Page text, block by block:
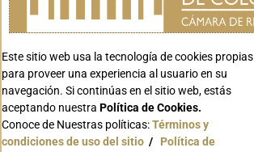
Youtube_@CamaraColombia
Youtube_@CanalCongreso
Este sitio web usa la tecnología de cookies propias
para proveer una experiencia al usuario en su
navegación. Si continúas en el sitio web, estás
aceptando nuestra Política de Cookies.
Conoce de Nuestras políticas:Términos y
condiciones de uso del sitio / Política de